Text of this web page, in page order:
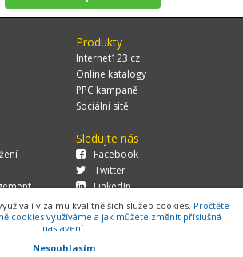
Produkty
Internet123.cz
Online katalogy
PPC kampaně
Sociální sítě
Sledujte nás
Facebook
Twitter
LinkedIn
s.r.o.,Za Potokem 46/4, 106 00 Praha 10, tel.:
v zájmu kvalitnějších služeb cookies. Pročtěte
cookies využíváme a jak můžete změnit příslušná
nastavení.
Nesouhlasím